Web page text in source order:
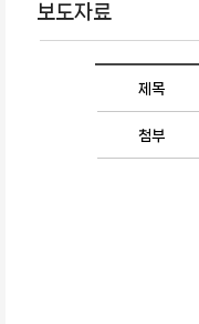
보도자료
제목
첨부